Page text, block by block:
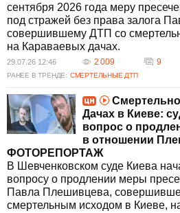
органы власти.
касаются как
изменений в
ответственности
Какие
Радой для
В Верховной
направленные на
дорогах,
нарушения ПДД,
безопасности, а
ответственности
опасные
Какое участие
решении
сентября 2026 года меру
под стражей без права залога
совершившему ДТП со
на Караваевых дачах.
29.07.26 12:46 2 009 9
РАНЕЕ В ТРЕНДЕ: СМЕРТЕЛЬНЫЕ ДТП
Дачах в Киеве:
вопрос о
в отношении
ФОТОРЕПОРТАЖ
В Шевченковском суде Киева
вопросу о продлении меры
Павла Плешивцева,
смертельным исходом в Киеве,